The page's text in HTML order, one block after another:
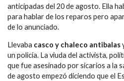
anticipadas del 20 de agosto. Ella
para hablar de los reparos pero
de lo anunciado.
Llevaba casco y chaleco antibalas
un policía. La viuda del activista,
que fue asesinado por sicarios a la
de agosto empezó diciendo que el